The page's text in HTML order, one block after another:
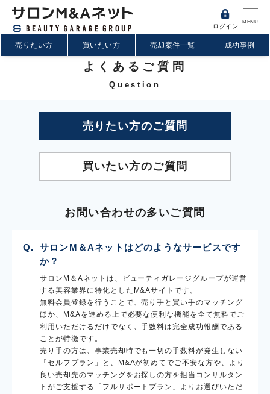
MENU
ログイン
売りたい方 買いたい方 売却案件一覧 成功事例
よくあるご質問
Question
売りたい方のご質問
買いたい方のご質問
お問い合わせの多いご質問
サロンM＆Aネットはどのようなサービスです
か？
サロンM＆Aネットは、ビューティガレージグループが運営
する美容業界に特化としたM&Aサイトです。
無料会員登録を行うことで、売り手と買い手のマッチング
ほか、M&Aを進める上で必要な便利な機能を全て無料でご
利用いただけるだけでなく、手数料は完全成功報酬である
ことが特徴です。
売り手の方は、事業売却時でも一切の手数料が発生しない
「セルフプラン」と、M&Aが初めてでご不安な方や、より
良い売却先のマッチングをお探しの方を担当コンサルタン
トがご支援する「フルサポートプラン」よりお選びいただ